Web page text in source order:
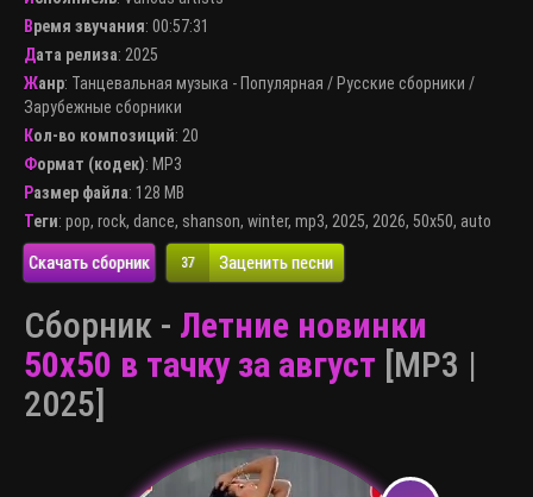
Время звучания: 00:57:31
Дата релиза: 2025
Жанр: Танцевальная музыка - Популярная / Русские сборники /
Зарубежные сборники
Кол-во композиций: 20
Формат (кодек): MP3
Размер файла: 128 MB
Теги: pop, rock, dance, shanson, winter, mp3, 2025, 2026, 50x50, auto
Скачать сборник 37 Заценить песни
Сборник - Летние новинки
50x50 в тачку за август [MP3 |
2025]